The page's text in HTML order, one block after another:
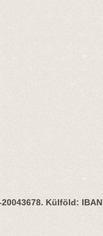
Külföld: